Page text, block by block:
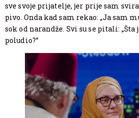
sve svoje prijatelje, jer prije sam
pivo. Onda kad sam rekao: „Ja sam
sok od narandže. Svi su se pitali: „Šta
poludio?“